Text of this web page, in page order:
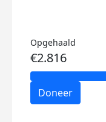
Opgehaald
€2.816
Doneer